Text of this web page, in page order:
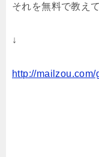
それを無料で教え
↓
http://